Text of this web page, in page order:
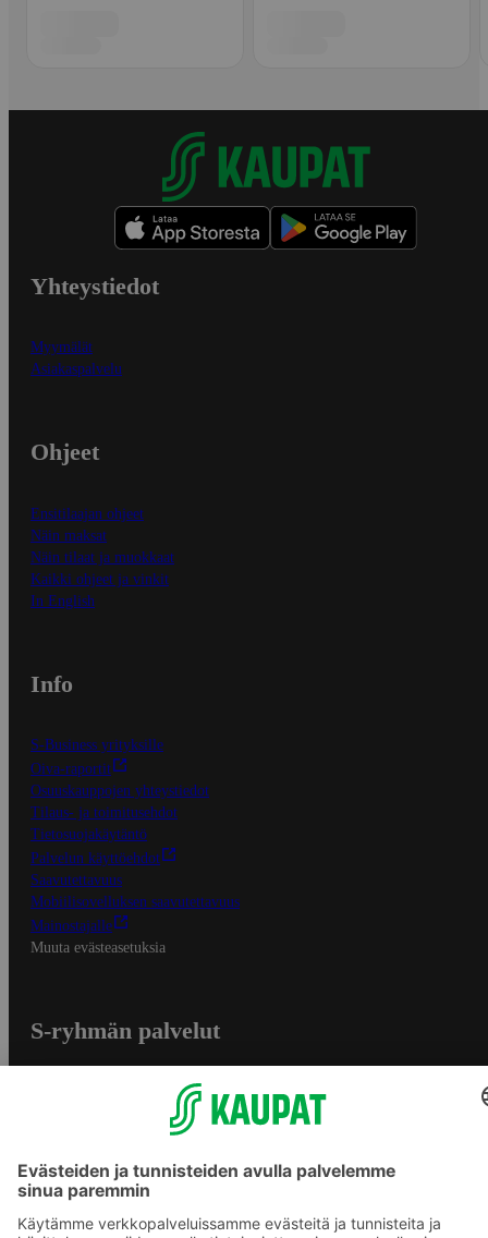
Yhteystiedot
Myymälät
Asiakaspalvelu
Ohjeet
Ensitilaajan ohjeet
Näin maksat
Näin tilaat ja muokkaat
Kaikki ohjeet ja vinkit
In English
Info
S-Business yrityksille
Oiva-raportit
Osuuskauppojen yhteystiedot
Tilaus- ja toimitusehdot
Tietosuojakäytäntö
Palvelun käyttöehdot
Saavutettavuus
Mobiilisovelluksen saavutettavuus
Mainostajalle
Muuta evästeasetuksia
S-ryhmän palvelut
S-ostoslista -sovellus
Prisma.fi
Sokos.fi